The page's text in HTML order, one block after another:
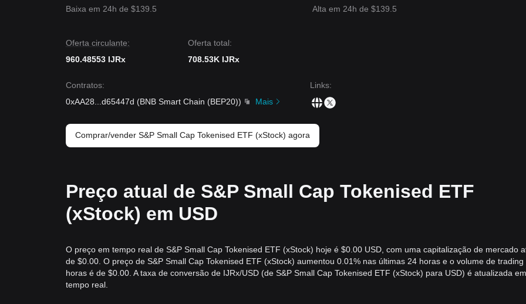
Baixa em 24h de $139.5 Alta em 24h de $139.5
Oferta circulante:
960.48553 IJRx
Oferta total:
708.53K IJRx
Contratos:
0xAA28
d65447d (BNB Smart Chain (BEP20)) Mais
Links:
Comprar/vender S&P Small Cap Tokenised ETF (xStock) agora
Preço atual de S&P Small Cap Tokenised ETF
(xStock) em USD
O preço em tempo real de S&P Small Cap Tokenised ETF (xStock) hoje é $0.00 USD, com uma capitalização de mercado
de $0.00. O preço de S&P Small Cap Tokenised ETF (xStock) aumentou 0.01% nas últimas 24 horas e o volume de trading
horas é de $0.00. A taxa de conversão de IJRx/USD (de S&P Small Cap Tokenised ETF (xStock) para USD) é atualizada em
tempo real.